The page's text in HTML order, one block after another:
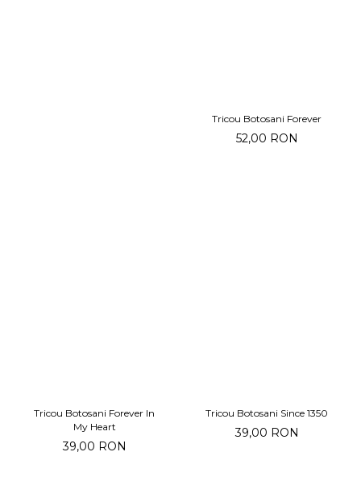
Tricou Botosani Forever
52,00 RON
Tricou Botosani Forever In
My Heart
39,00 RON
Tricou Botosani Since 1350
39,00 RON